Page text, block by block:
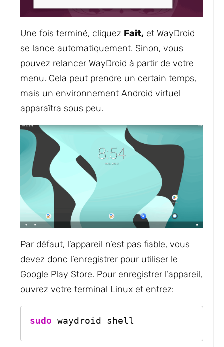
Une fois terminé, cliquez Fait, et WayDroid
se lance automatiquement. Sinon, vous
pouvez relancer WayDroid à partir de votre
menu. Cela peut prendre un certain temps,
mais un environnement Android virtuel
apparaîtra sous peu.
Par défaut, l’appareil n’est pas fiable, vous
devez donc l’enregistrer pour utiliser le
Google Play Store. Pour enregistrer l’appareil,
ouvrez votre terminal Linux et entrez:
sudo waydroid shell